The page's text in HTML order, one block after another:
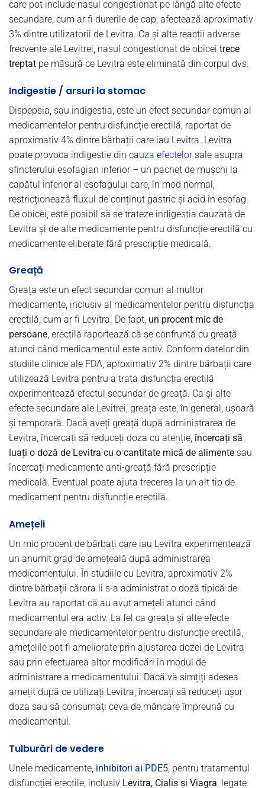
care pot include nasul congestionat pe lângă alte efecte
secundare, cum ar fi durerile de cap, afectează aproximativ
3% dintre utilizatorii de Levitra. Ca și alte reacții adverse
frecvente ale Levitrei, nasul congestionat de obicei trece
treptat pe măsură ce Levitra este eliminată din corpul dvs.
Indigestie / arsuri la stomac
Dispepsia, sau indigestia, este un efect secundar comun al
medicamentelor pentru disfuncție erectilă, raportat de
aproximativ 4% dintre bărbații care iau Levitra. Levitra
poate provoca indigestie din cauza efectelorsale asupra
sfincterului esofagian inferior – un pachet de mușchi la
capătul inferior al esofagului care, în mod normal,
restricționează fluxul de conținut gastric și acid în esofag.
De obicei, este posibil să se trateze indigestia cauzată de
Levitra și de alte medicamente pentru disfuncție erectilă cu
medicamente eliberate fără prescripție medicală.
Greață
Greața este un efect secundar comun al multor
medicamente, inclusiv al medicamentelor pentru disfuncția
erectilă, cum ar fi Levitra. De fapt, un procent mic de
persoane, erectilă raportează că se confruntă cu greață
atunci când medicamentul este activ. Conform datelor din
studiile clinice ale FDA, aproximativ 2% dintre bărbații care
utilizează Levitra pentru a trata disfuncția erectilă
experimentează efectul secundar de greață. Ca și alte
efecte secundare ale Levitrei, greața este, în general, ușoară
și temporară. Dacă aveți greață după administrarea de
Levitra, încercați să reduceți doza cu atenție,încercați să
luați o doză de Levitra cu o cantitate mică de alimente sau
încercați medicamente anti-greață fără prescripție
medicală. Eventual poate ajuta trecerea la un alt tip de
medicament pentru disfuncție erectilă.
Amețeli
Un mic procent de bărbați care iau Levitra experimentează
un anumit grad de amețeală după administrarea
medicamentului. În studiile cu Levitra, aproximativ 2%
dintre bărbații cărora li s-a administrat o doză tipică de
Levitra au raportat că au avut amețeli atunci când
medicamentul era activ. La fel ca greața și alte efecte
secundare ale medicamentelor pentru disfuncție erectilă,
amețelile pot fi ameliorate prin ajustarea dozei de Levitra
sau prin efectuarea altor modificări în modul de
administrare a medicamentului. Dacă vă simțiți adesea
amețit după ce utilizați Levitra, încercați să reduceți ușor
doza sau să consumați ceva de mâncare împreună cu
medicamentul.
Tulburări de vedere
Unele medicamente, inhibitori ai PDE5, pentru tratamentul
disfuncției erectile, inclusiv Levitra, Cialis și Viagra, legate